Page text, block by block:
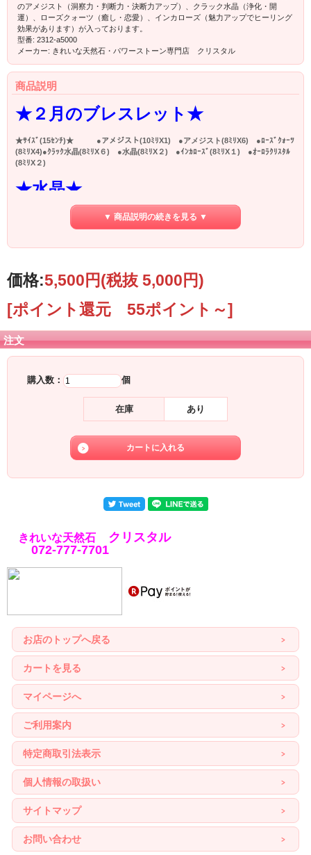
のアメジスト（洞察力・判断力・決断力アップ）、クラック水晶（浄化・開
運）、ローズクォーツ（癒し・恋愛）、インカローズ（魅力アップでヒーリング
効果があります）が入っております。
型番: 2312-a5000
メーカー: きれいな天然石・パワーストーン専門店 クリスタル
商品説明
★２月のブレスレット★
★ｻｲｽﾞ(15ｾﾝﾁ)★ ●アメジスト(10ﾐﾘX1) ●アメジスト(8ﾐﾘX6) ●ﾛｰｽﾞｸｫｰﾂ
(8ﾐﾘX4)●ｸﾗｯｸ水晶(8ﾐﾘX６) ●水晶(8ﾐﾘX２) ●ｲﾝｶﾛｰｽﾞ(8ﾐﾘX１) ●ｵｰﾛﾗｸﾘｽﾀﾙ
(8ﾐﾘX２)
★水晶★
★すべて浄め、あらゆる幸福を呼びます★
うに導きます。
力で知られ、宗教や呪術の道具として用いられてきました。
す。
▼ 商品説明の続きを見る ▼
価格:5,500円(税抜 5,000円)
[ポイント還元 55ポイント～]
注文
購入数： 個
在庫 あり
きれいな天然石
クリスタル
072-777-7701
お店のトップへ戻る
カートを見る
マイページへ
ご利用案内
特定商取引法表示
個人情報の取扱い
サイトマップ
お問い合わせ